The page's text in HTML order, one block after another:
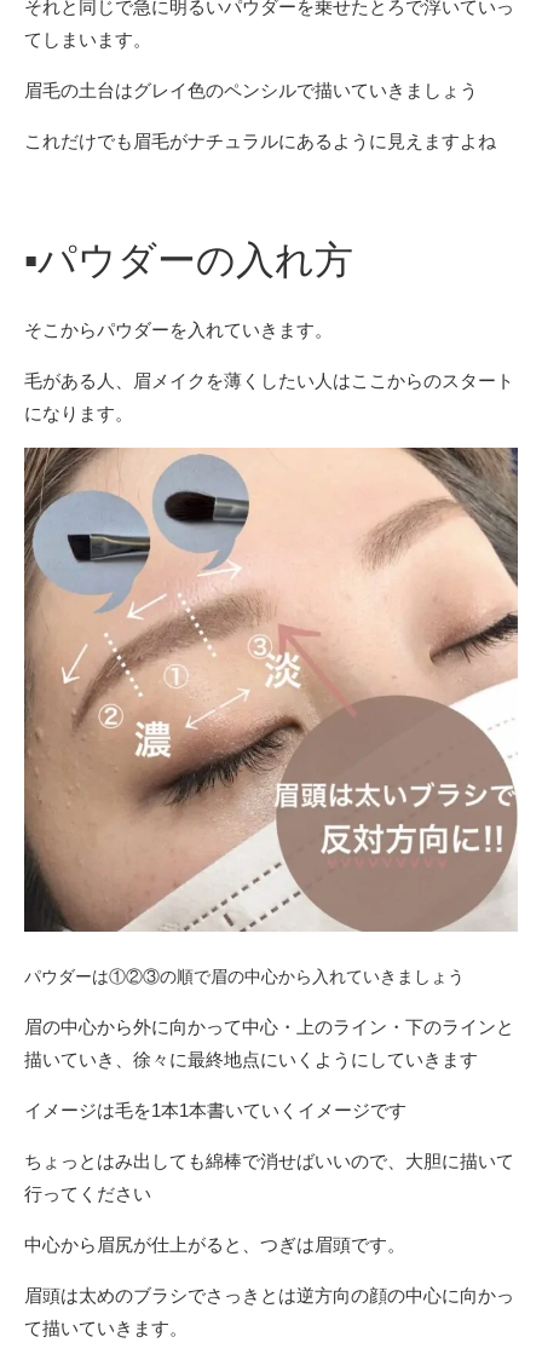
それと同じで急に明るいパウダーを乗せたとろで浮いていっ
てしまいます。
眉毛の土台はグレイ色のペンシルで描いていきましょう
これだけでも眉毛がナチュラルにあるように見えますよね
▪︎パウダーの入れ方
そこからパウダーを入れていきます。
毛がある人、眉メイクを薄くしたい人はここからのスタート
になります。
パウダーは①②③の順で眉の中心から入れていきましょう
眉の中心から外に向かって中心・上のライン・下のラインと
描いていき、徐々に最終地点にいくようにしていきます
イメージは毛を1本1本書いていくイメージです
ちょっとはみ出しても綿棒で消せばいいので、大胆に描いて
行ってください
中心から眉尻が仕上がると、つぎは眉頭です。
眉頭は太めのブラシでさっきとは逆方向の顔の中心に向かっ
て描いていきます。